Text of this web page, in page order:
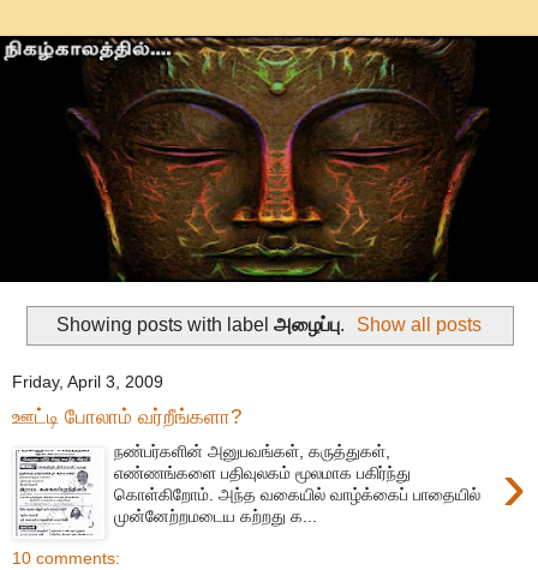
Showing posts with label அழைப்பு. Show all posts
Friday, April 3, 2009
ஊட்டி போலாம் வர்றீங்களா?
›
நண்பர்களின் அனுபவங்கள், கருத்துகள்,
எண்ணங்களை பதிவுலகம் மூலமாக பகிர்ந்து
கொள்கிறோம். அந்த வகையில் வாழ்க்கைப் பாதையில்
முன்னேற்றமடைய கற்றது க...
10 comments: